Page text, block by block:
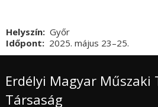
Helyszín Győr
Időpont
2025. május 23Vége
–25.
Erdélyi Magyar Műszaki
Társaság